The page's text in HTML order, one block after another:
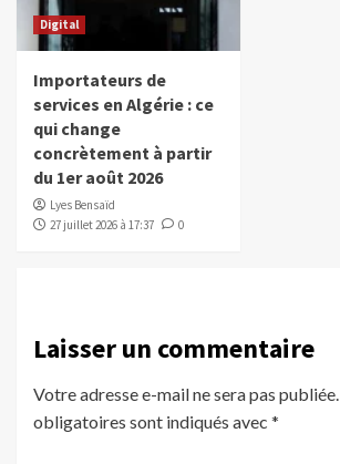
Digital
Importateurs de
services en Algérie : ce
qui change
concrètement à partir
du 1er août 2026
Lyes Bensaïd
27 juillet 2026 à 17:37
0
Laisser un commentaire
Votre adresse e-mail ne sera pas publiée.
obligatoires sont indiqués avec *